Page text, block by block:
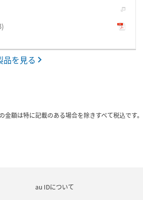
を見る
金額は特に記載のある場合を除きすべて税込です。
au IDについて